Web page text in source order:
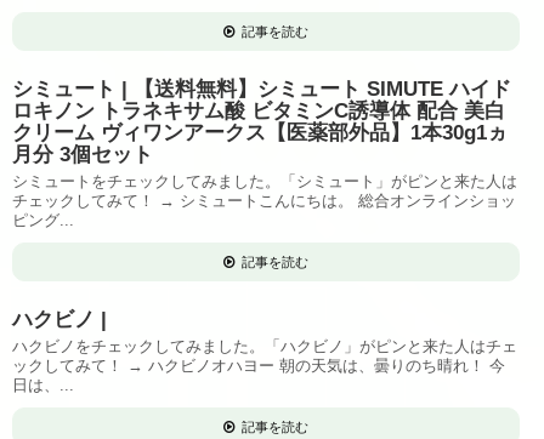
記事を読む
シミュート | 【送料無料】シミュート SIMUTE ハイド
ロキノン トラネキサム酸 ビタミンC誘導体 配合 美白
クリーム ヴィワンアークス【医薬部外品】1本30g1ヵ
月分 3個セット
シミュートをチェックしてみました。「シミュート」がピンと来た人は
チェックしてみて！ → シミュートこんにちは。 総合オンラインショッ
ピング...
記事を読む
ハクビノ |
ハクビノをチェックしてみました。「ハクビノ」がピンと来た人はチェ
ックしてみて！ → ハクビノオハヨー 朝の天気は、曇りのち晴れ！ 今
日は、...
記事を読む